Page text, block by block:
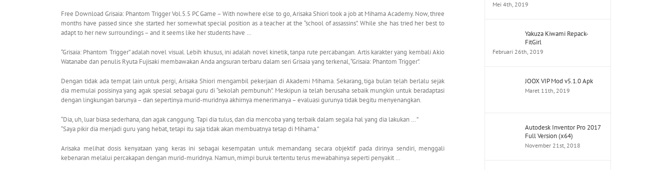
Free Download Grisaia: Phantom Trigger Vol.5.5 PC Game – With nowhere else to go, Arisaka Shiori took a job at Mihama Academy. Now, three
months have passed since she started her somewhat special position as a teacher at the “school of assassins”. While she has tried her best to
adapt to her new surroundings – and it seems like her students have …
“Grisaia: Phantom Trigger” adalah novel visual. Lebih khusus, ini adalah novel kinetik, tanpa rute percabangan. Artis karakter yang kembali Akio
Watanabe dan penulis Ryuta Fujisaki membawakan Anda angsuran terbaru dalam seri Grisaia yang terkenal, “Grisaia: Phantom Trigger”.
Dengan tidak ada tempat lain untuk pergi, Arisaka Shiori mengambil pekerjaan di Akademi Mihama. Sekarang, tiga bulan telah berlalu sejak
dia memulai posisinya yang agak spesial sebagai guru di “sekolah pembunuh”. Meskipun ia telah berusaha sebaik mungkin untuk beradaptasi
dengan lingkungan barunya – dan sepertinya murid-muridnya akhirnya menerimanya – evaluasi gurunya tidak begitu menyenangkan.
“Dia, uh, luar biasa sederhana, dan agak canggung. Tapi dia tulus, dan dia mencoba yang terbaik dalam segala hal yang dia lakukan … ”
“Saya pikir dia menjadi guru yang hebat, tetapi itu saja tidak akan membuatnya tetap di Mihama.”
Arisaka melihat dosis kenyataan yang keras ini sebagai kesempatan untuk memandang secara objektif pada dirinya sendiri, menggali
kebenaran melalui percakapan dengan murid-muridnya. Namun, mimpi buruk tertentu terus mewabahinya seperti penyakit …
Mei 4th, 2019
Yakuza Kiwami Repack-
FitGirl
Februari 26th, 2019
JOOX VIP Mod v5.1.0 Apk
Maret 11th, 2019
Autodesk Inventor Pro 2017
Full Version (x64)
November 21st, 2018